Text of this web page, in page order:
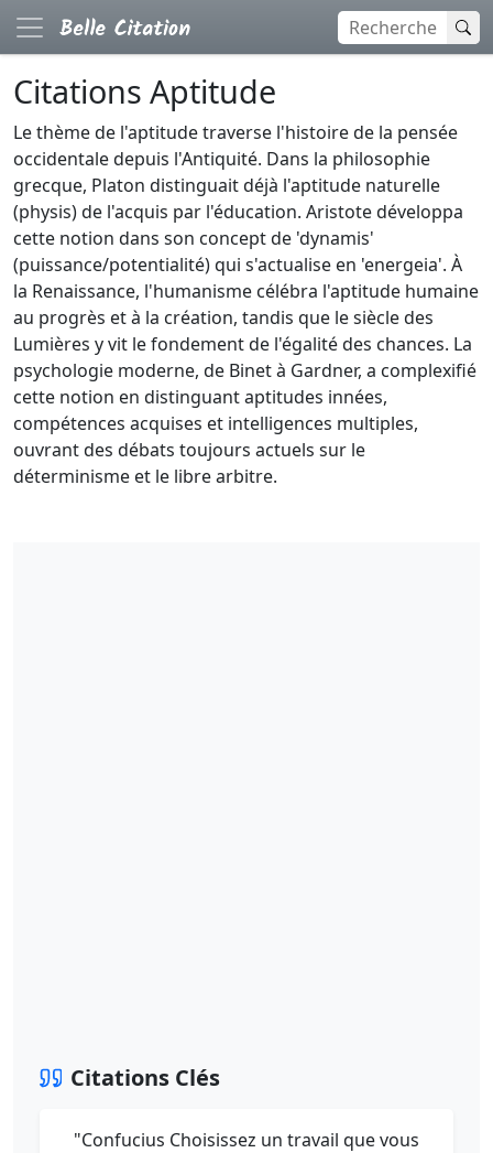
Citations Aptitude
Le thème de l'aptitude traverse l'histoire de la pensée
occidentale depuis l'Antiquité. Dans la philosophie
grecque, Platon distinguait déjà l'aptitude naturelle
(physis) de l'acquis par l'éducation. Aristote développa
cette notion dans son concept de 'dynamis'
(puissance/potentialité) qui s'actualise en 'energeia'. À
la Renaissance, l'humanisme célébra l'aptitude humaine
au progrès et à la création, tandis que le siècle des
Lumières y vit le fondement de l'égalité des chances. La
psychologie moderne, de Binet à Gardner, a complexifié
cette notion en distinguant aptitudes innées,
compétences acquises et intelligences multiples,
ouvrant des débats toujours actuels sur le
déterminisme et le libre arbitre.
Citations Clés
"Confucius Choisissez un travail que vous